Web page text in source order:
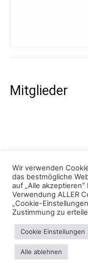
Mitglieder
Impressum
Wir verwenden
das bestmögliche
auf „Alle
Verwendung ALLER
„Cookie-
Zustimmung zu
Cookie Einstellungen
Alle ablehnen